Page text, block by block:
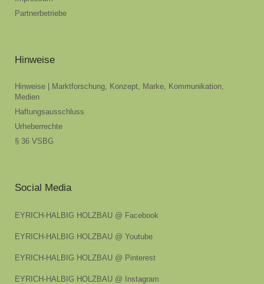
Partnerbetriebe
Hinweise
Hinweise | Marktforschung, Konzept, Marke, Kommunikation,
Medien
Haftungsausschluss
Urheberrechte
§ 36 VSBG
Social Media
EYRICH-HALBIG HOLZBAU @ Facebook
EYRICH-HALBIG HOLZBAU @ Youtube
EYRICH-HALBIG HOLZBAU @ Pinterest
EYRICH-HALBIG HOLZBAU @ Instagram